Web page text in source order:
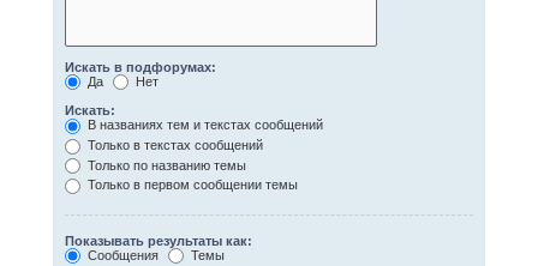
Искать в подфорумах:
Да
Нет
Искать:
В названиях тем и текстах сообщений
Только в текстах сообщений
Только по названию темы
Только в первом сообщении темы
Показывать результаты как:
Сообщения
Темы